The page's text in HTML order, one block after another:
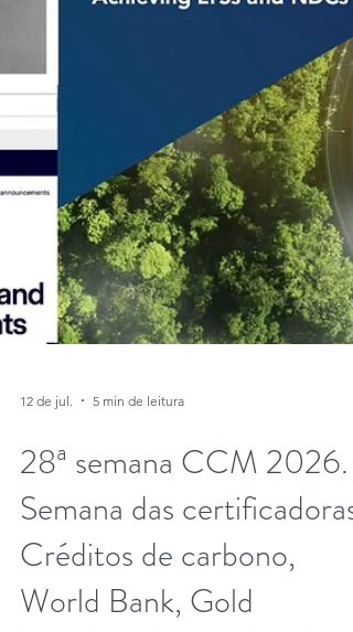
12 de jul. 5 min de leitura